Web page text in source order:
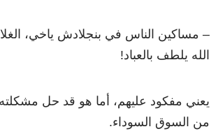
– مساكين الناس في بنجلادش ياخي،
الله يلطف بالعباد!
يعني مفكود عليهم، أما هو قد حل
من السوق السوداء.